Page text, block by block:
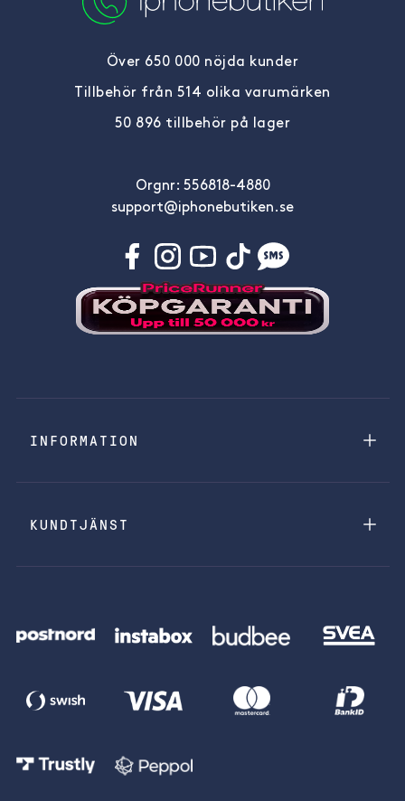
Över 650 000 nöjda kunder
Tillbehör från 514 olika varumärken
50 896 tillbehör på lager
Orgnr: 556818-4880
support@iphonebutiken.se
INFORMATION
KUNDTJÄNST